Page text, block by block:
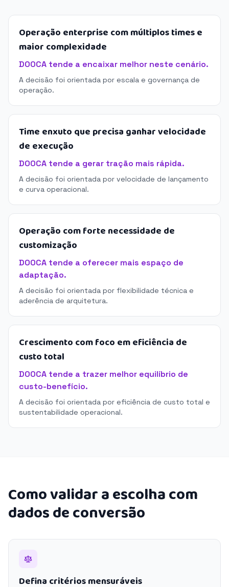
Operação enterprise com múltiplos times e
maior complexidade
DOOCA tende a encaixar melhor neste cenário.
A decisão foi orientada por escala e governança de
operação.
Time enxuto que precisa ganhar velocidade
de execução
DOOCA tende a gerar tração mais rápida.
A decisão foi orientada por velocidade de lançamento
e curva operacional.
Operação com forte necessidade de
customização
DOOCA tende a oferecer mais espaço de
adaptação.
A decisão foi orientada por flexibilidade técnica e
aderência de arquitetura.
Crescimento com foco em eficiência de
custo total
DOOCA tende a trazer melhor equilíbrio de
custo-benefício.
A decisão foi orientada por eficiência de custo total e
sustentabilidade operacional.
Como validar a escolha com
dados de conversão
Defina critérios mensuráveis